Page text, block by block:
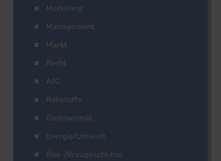
Marketing
Management
Markt
Recht
AfG
Rohstoffe
Gastronomie
Energie/Umwelt
Bier-/Braugeschichte